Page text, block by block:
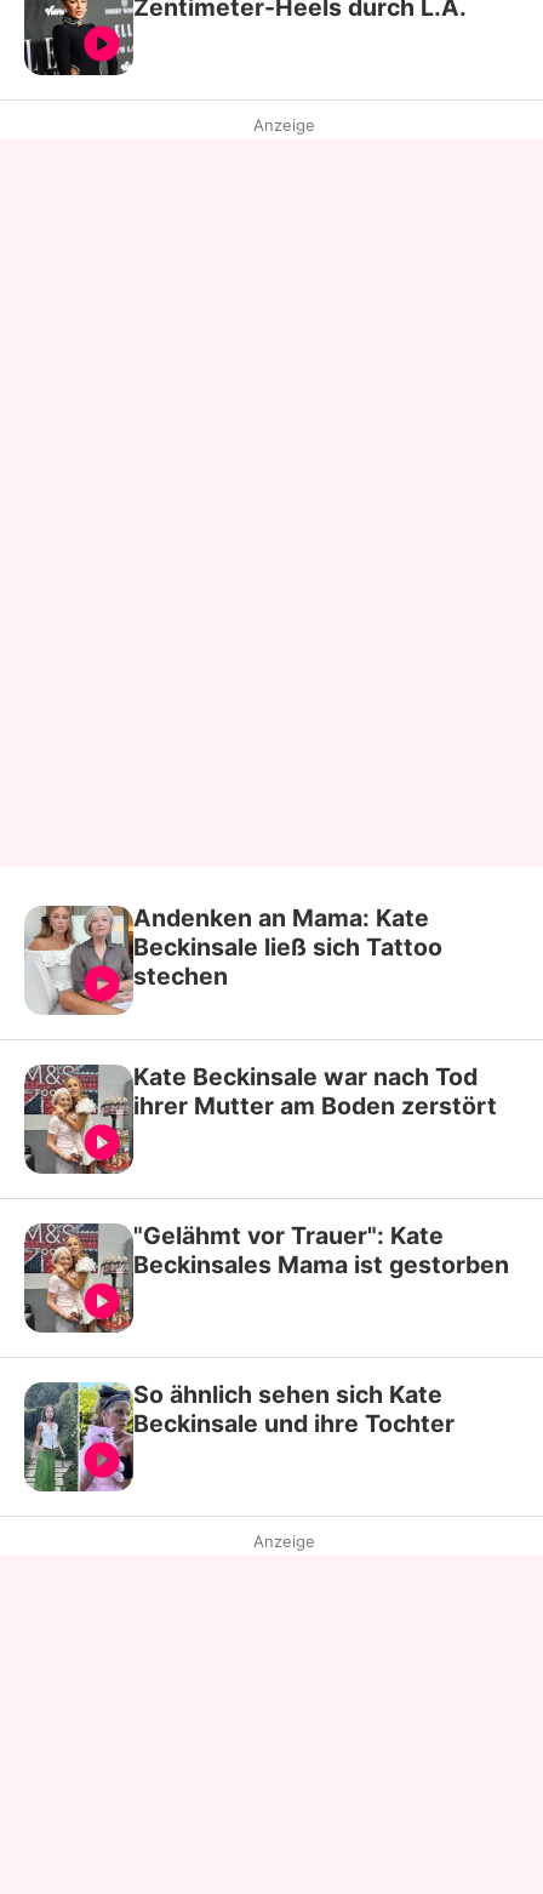
Zentimeter-Heels durch L.A.
Anzeige
Andenken an Mama: Kate
Beckinsale ließ sich Tattoo
stechen
Kate Beckinsale war nach Tod
ihrer Mutter am Boden zerstört
"Gelähmt vor Trauer": Kate
Beckinsales Mama ist gestorben
So ähnlich sehen sich Kate
Beckinsale und ihre Tochter
Anzeige